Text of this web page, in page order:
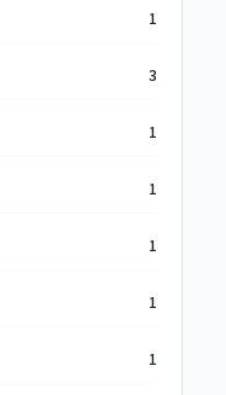
1
3
1
1
1
1
1